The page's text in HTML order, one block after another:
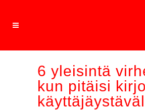
6 ylei­sin­tä
kun pitäi­si